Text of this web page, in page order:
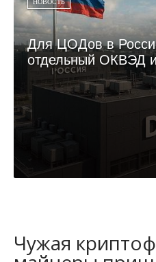
НОВОСТЬ
Для ЦОДов в
отдельный ОКВЭД
Чужая